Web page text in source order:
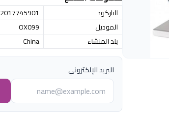
الباركود
الموديل
OX099
بلد المنشاء
China
البريد الإلكتروني